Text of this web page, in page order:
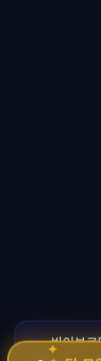
🚀바이브코
코딩 몰라
✦